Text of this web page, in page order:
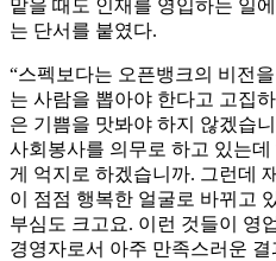
맡을 때도 인재를 영입하는 일
는 단서를 붙였다.
“스펙보다는 오픈뱅크의 비전
는 사람을 뽑아야 한다고 고집
은 기쁨을 맛봐야 하지 않겠습
사회봉사를 의무로 하고 있는
게 억지로 하겠습니까. 그런데
이 점점 행복한 얼굴로 바뀌고
부심도 크고요. 이런 것들이 영
경영자로서 아주 만족스러운